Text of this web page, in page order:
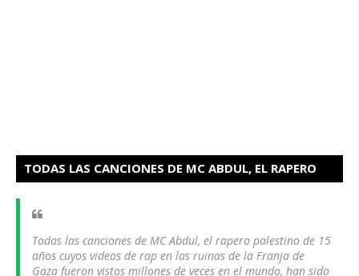
TODAS LAS CANCIONES DE MC ABDUL, EL RAPERO
Todas las canciones de MC Abdul, el rapero palestino de 15
años cuyos videos de rap en las ruinas de la Franja de
Gaza fueron vistos millones de veces en el mundo, han sido